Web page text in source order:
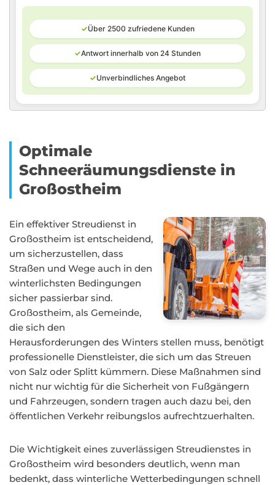
✓Über 2500 zufriedene Kunden
✓Antwort innerhalb von 24 Stunden
✓Unverbindliches Angebot
Optimale
Schneeräumungsdienste in
Großostheim
Ein effektiver Streudienst in
Großostheim ist entscheidend,
um sicherzustellen, dass
Straßen und Wege auch in den
winterlichsten Bedingungen
sicher passierbar sind.
Großostheim, als Gemeinde,
die sich den
Herausforderungen des Winters stellen muss, benötigt
professionelle Dienstleister, die sich um das Streuen
von Salz oder Splitt kümmern. Diese Maßnahmen sind
nicht nur wichtig für die Sicherheit von Fußgängern
und Fahrzeugen, sondern tragen auch dazu bei, den
öffentlichen Verkehr reibungslos aufrechtzuerhalten.
Die Wichtigkeit eines zuverlässigen Streudienstes in
Großostheim wird besonders deutlich, wenn man
bedenkt, dass winterliche Wetterbedingungen schnell